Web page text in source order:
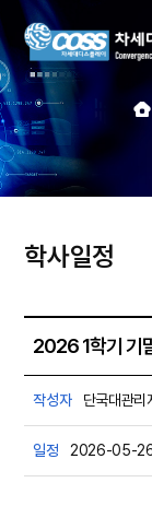
학사일정
2026 1학기 기
작성자 단국대관리
일정 2026-05-